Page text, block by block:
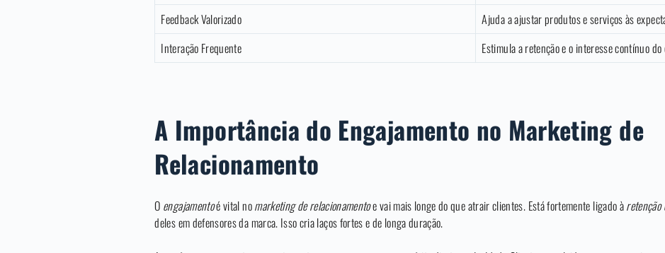
Feedback Valorizado
Ajuda a ajustar produtos e serviços às
Interação Frequente
Estimula a retenção e o interesse contínuo
A Importância do Engajamento no Marketing de
Relacionamento
O engajamentoé vital nomarketing de relacionamentoe vai mais longe do que atrair clientes. Está fortemente ligado àretenção
deles em defensores da marca. Isso cria laços fortes e de longa duração.